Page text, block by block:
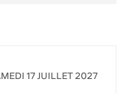
17 JUILLET 2027